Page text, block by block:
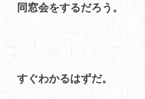
同窓会をするだろう。
すぐわかるはずだ。